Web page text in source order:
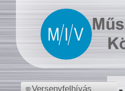
Versenyfelhívás